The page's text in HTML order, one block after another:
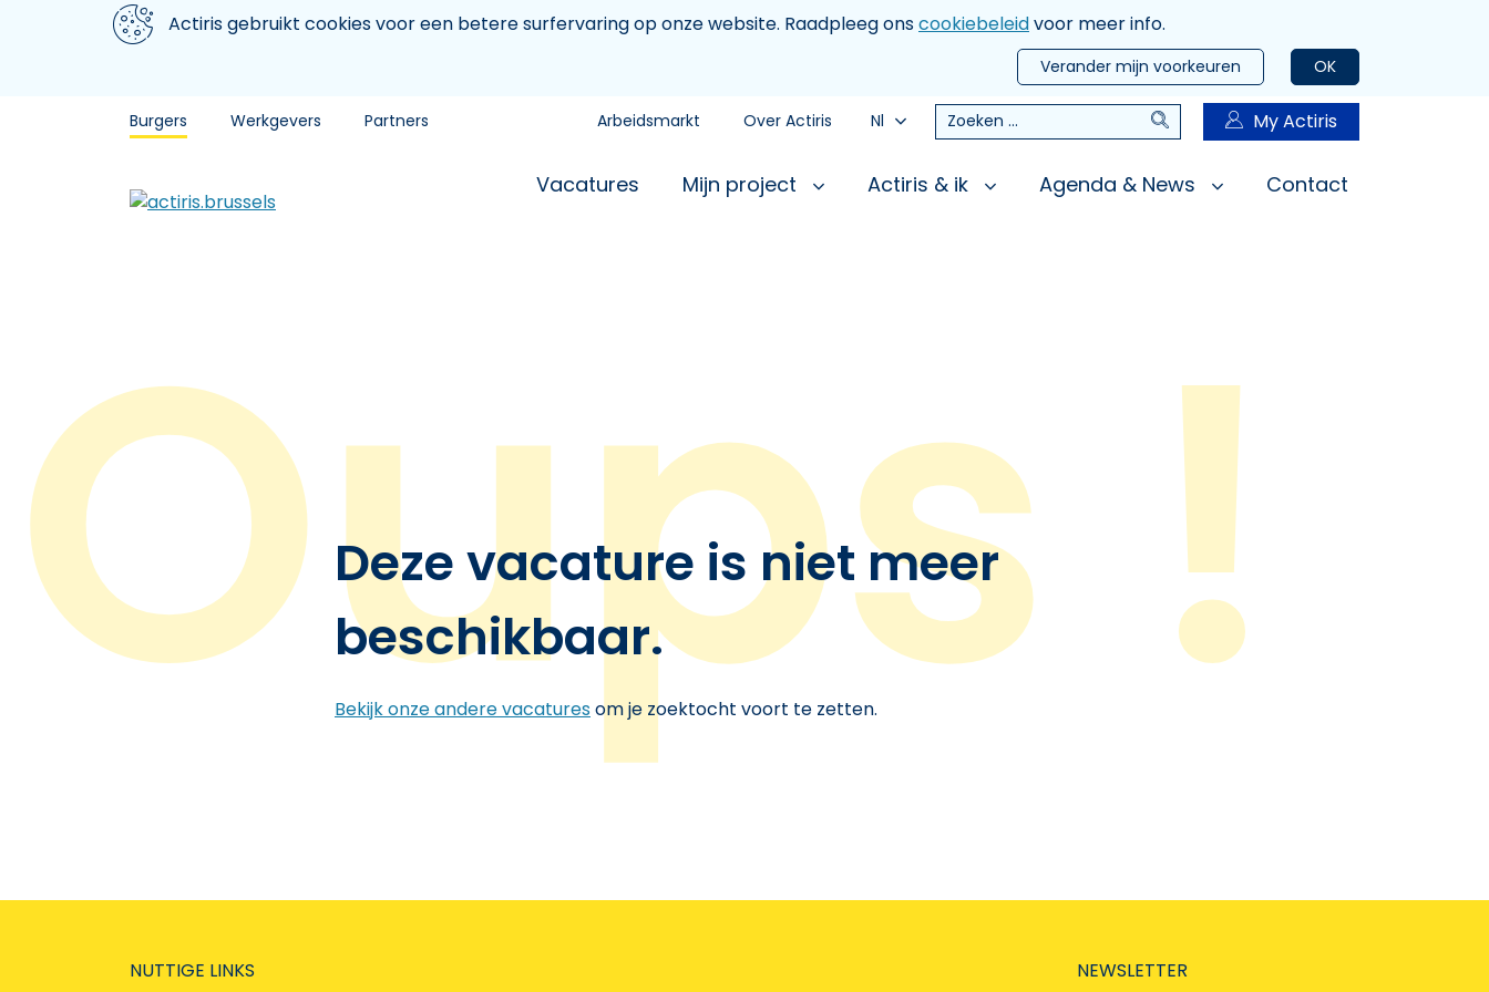
Aller au contenu principal
We gebruiken cookiesActiris gebruikt cookies voor een betere surfervaring op onze website. Raadpleeg onscookiebeleidvoor meer info.
OK
Verander mijn voorkeuren
Burgers Werkgevers Partners Arbeidsmarkt Over Actiris Nl Zoeken Zoeken My Actiris
Vacatures Mijn project Actiris & ik Agenda & News Contact
Deze vacature is niet meer
beschikbaar.
Bekijk onze andere vacaturesom je zoektocht voort te zetten.
NUTTIGE LINKS NEWSLETTER